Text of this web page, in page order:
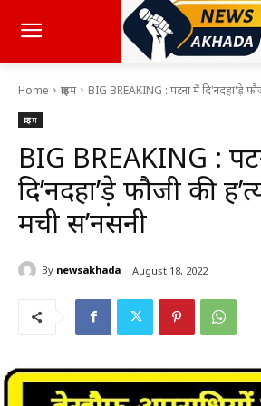
Home क्राइम BIG BREAKING : पटना में दि'नदहा'ड़े
क्राइम
BIG BREAKING :
दि’नदहा’ड़े फौजी की
मची स’नसनी
By newsakhada August 18, 2022